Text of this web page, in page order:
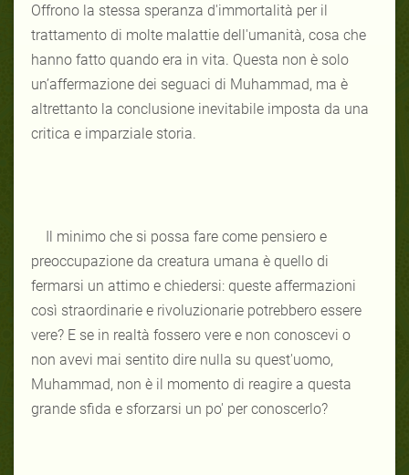
Offrono la stessa speranza d'immortalità per il
trattamento di molte malattie dell'umanità, cosa che
hanno fatto quando era in vita. Questa non è solo
un’affermazione dei seguaci di Muhammad, ma è
altrettanto la conclusione inevitabile imposta da una
critica e imparziale storia.
Il minimo che si possa fare come pensiero e
preoccupazione da creatura umana è quello di
fermarsi un attimo e chiedersi: queste affermazioni
così straordinarie e rivoluzionarie potrebbero essere
vere? E se in realtà fossero vere e non conoscevi o
non avevi mai sentito dire nulla su quest'uomo,
Muhammad, non è il momento di reagire a questa
grande sfida e sforzarsi un po' per conoscerlo?